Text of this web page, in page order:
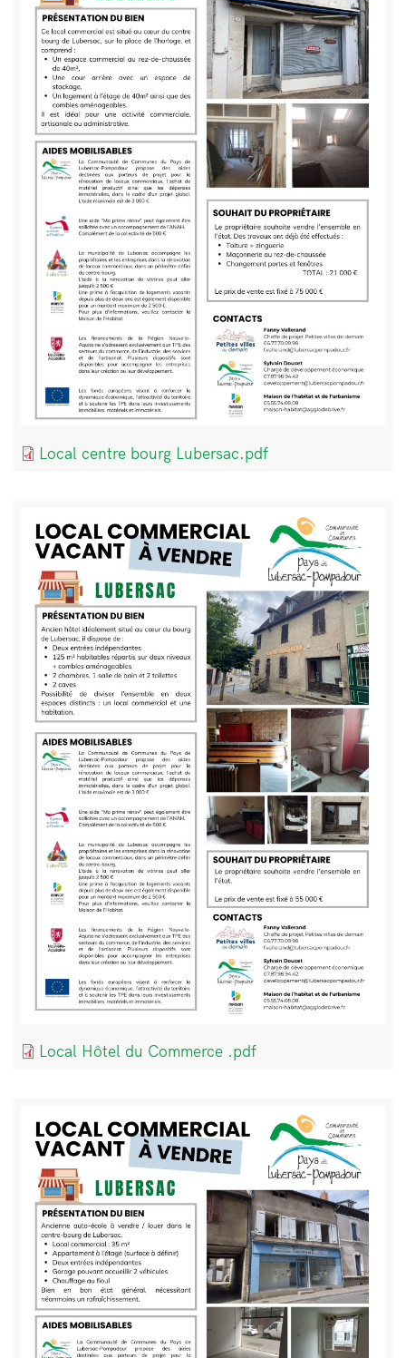
Document
Local centre bourg Lubersac.pdf
Bloc
de
texte
Image
Document
Local Hôtel du Commerce .pdf
Bloc
de
texte
Image